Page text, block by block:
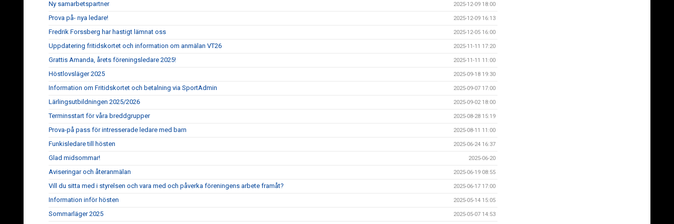
Ny samarbetspartner 2025-12-09 18:00
Prova på- nya ledare! 2025-12-09 16:13
Fredrik Forssberg har hastigt lämnat oss 2025-12-05 16:00
Uppdatering fritidskortet och information om anmälan VT26 2025-11-11 17:20
Grattis Amanda, årets föreningsledare 2025! 2025-11-11 11:00
Höstlovsläger 2025 2025-09-18 19:30
Information om Fritidskortet och betalning via SportAdmin 2025-09-07 17:00
Lärlingsutbildningen 2025/2026 2025-09-02 18:00
Terminsstart för våra breddgrupper 2025-08-28 15:19
Prova-på pass för intresserade ledare med barn 2025-08-11 11:00
Funkisledare till hösten 2025-06-24 16:37
Glad midsommar! 2025-06-20
Aviseringar och återanmälan 2025-06-19 08:55
Vill du sitta med i styrelsen och vara med och påverka föreningens arbete framåt? 2025-06-17 17:00
Information inför hösten 2025-05-14 15:05
Sommarläger 2025 2025-05-07 14:53